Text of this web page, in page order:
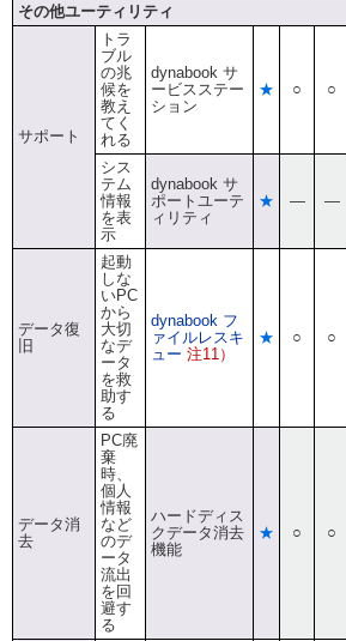
その他ユーティリティ
サポート
トラ
ブル
の兆
候を
教え
てく
れる
dynabook サ
ービスステー
ション
★ ○ ○
シス
テム
情報
を表
示
dynabook サ
ポートユーテ
ィリティ
★ ― ―
データ復
旧
起動
しな
いPC
から
大切
なデ
ータ
を救
助す
る
dynabook フ
ァイルレスキ
ュー 注11）
★ ○ ○
データ消
去
PC廃
棄
時、
個人
情報
など
のデ
ータ
流出
を回
避す
る
ハードディス
クデータ消去
機能
★ ○ ○